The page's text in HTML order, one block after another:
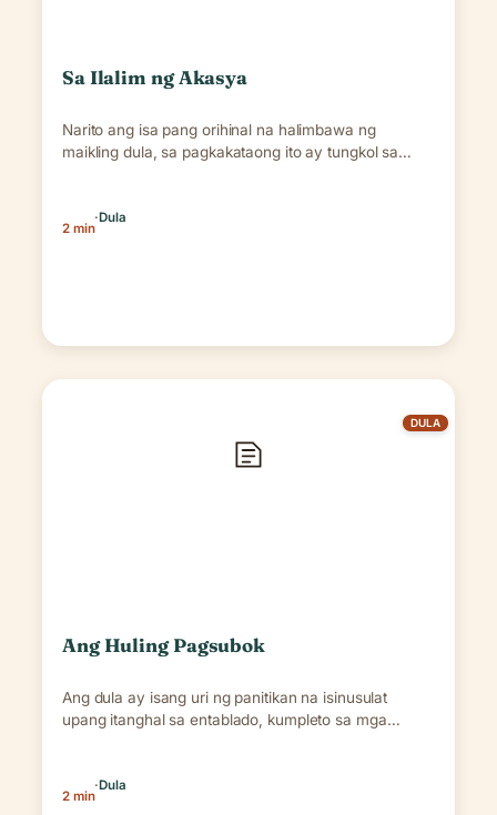
Sa Ilalim ng Akasya
Narito ang isa pang orihinal na halimbawa ng
maikling dula, sa pagkakataong ito ay tungkol sa…
2 min
·Dula
DULA
Ang Huling Pagsubok
Ang dula ay isang uri ng panitikan na isinusulat
upang itanghal sa entablado, kumpleto sa mga…
2 min
·Dula